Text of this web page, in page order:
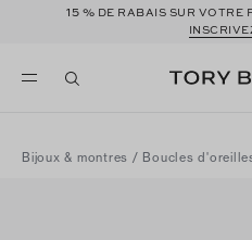
15 % DE RABAIS SUR VOTRE
Bijoux & montres / Boucles